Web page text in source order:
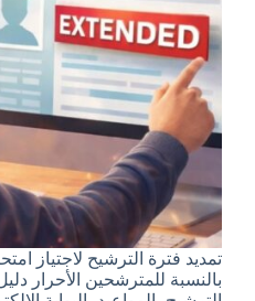
بالنسبة للمترشحين الأحرار